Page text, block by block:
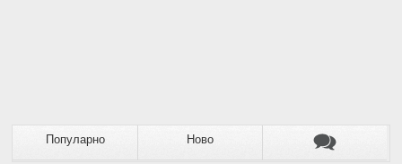
Популарно Ново